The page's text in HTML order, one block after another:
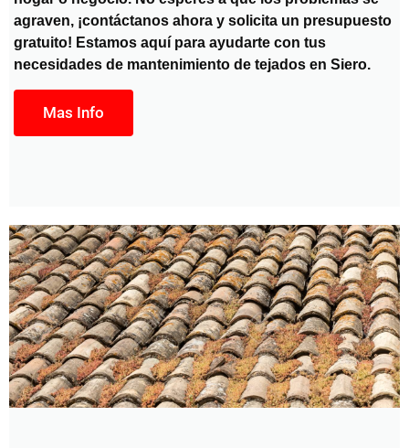
agraven, ¡contáctanos ahora y solicita un presupuesto
gratuito! Estamos aquí para ayudarte con tus
necesidades de mantenimiento de tejados en Siero.
Mas Info